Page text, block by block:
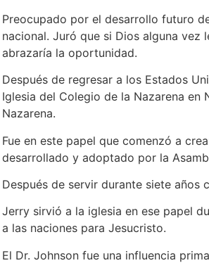
Preocupado por el desarrollo futuro
nacional. Juró que si Dios alguna
abrazaría la oportunidad.
Después de regresar a los Estados
Iglesia del Colegio de la Nazarena
Nazarena.
Fue en este papel que comenzó a
desarrollado y adoptado por la
Después de servir durante siete años
Jerry sirvió a la iglesia en ese papel
a las naciones para Jesucristo.
El Dr. Johnson fue una influencia